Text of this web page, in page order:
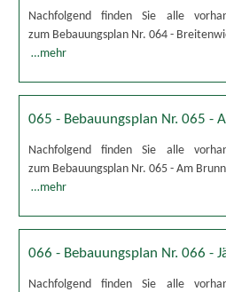
Nachfolgend finden Sie alle
zum Bebauungsplan Nr. 064 -
…mehr
065 - Bebauungsplan Nr. 065 -
Nachfolgend finden Sie alle
zum Bebauungsplan Nr. 065 - Am
…mehr
066 - Bebauungsplan Nr. 066 -
Nachfolgend finden Sie alle